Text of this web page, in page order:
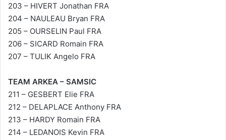
203 – HIVERT Jonathan FRA
204 – NAULEAU Bryan FRA
205 – OURSELIN Paul FRA
206 – SICARD Romain FRA
207 – TULIK Angelo FRA
TEAM ARKEA – SAMSIC
211 – GESBERT Elie FRA
212 – DELAPLACE Anthony FRA
213 – HARDY Romain FRA
214 – LEDANOIS Kevin FRA